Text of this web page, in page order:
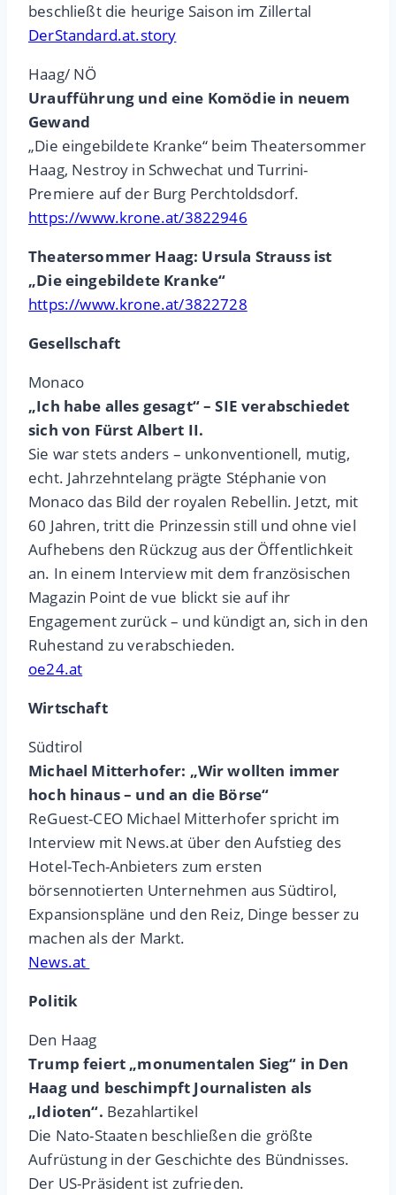
beschließt die heurige Saison im Zillertal
DerStandard.at.story
Haag/ NÖ
Uraufführung und eine Komödie in neuem
Gewand
„Die eingebildete Kranke“ beim Theatersommer
Haag, Nestroy in Schwechat und Turrini-
Premiere auf der Burg Perchtoldsdorf.
https://www.krone.at/3822946
Theatersommer Haag: Ursula Strauss ist
„Die eingebildete Kranke“
https://www.krone.at/3822728
Gesellschaft
Monaco
„Ich habe alles gesagt“ – SIE verabschiedet
sich von Fürst Albert II.
Sie war stets anders – unkonventionell, mutig,
echt. Jahrzehntelang prägte Stéphanie von
Monaco das Bild der royalen Rebellin. Jetzt, mit
60 Jahren, tritt die Prinzessin still und ohne viel
Aufhebens den Rückzug aus der Öffentlichkeit
an. In einem Interview mit dem französischen
Magazin Point de vue blickt sie auf ihr
Engagement zurück – und kündigt an, sich in den
Ruhestand zu verabschieden.
oe24.at
Wirtschaft
Südtirol
Michael Mitterhofer: „Wir wollten immer
hoch hinaus – und an die Börse“
ReGuest-CEO Michael Mitterhofer spricht im
Interview mit News.at über den Aufstieg des
Hotel-Tech-Anbieters zum ersten
börsennotierten Unternehmen aus Südtirol,
Expansionspläne und den Reiz, Dinge besser zu
machen als der Markt.
News.at
Politik
Den Haag
Trump feiert „monumentalen Sieg“ in Den
Haag und beschimpft Journalisten als
„Idioten“. Bezahlartikel
Die Nato-Staaten beschließen die größte
Aufrüstung in der Geschichte des Bündnisses.
Der US-Präsident ist zufrieden.